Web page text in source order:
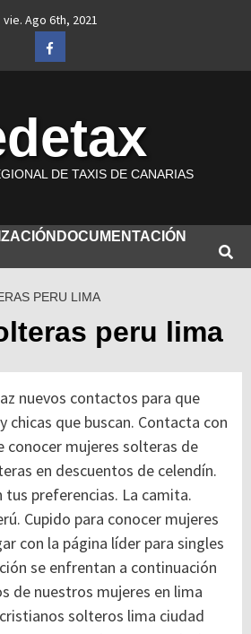
vie. Ago 6th, 2021
Facebook
DE TAXIS DE CANARIAS
DOCUMENTACIÓN
PERU LIMA
peru lima
nuevos contactos para que
chicas que buscan. Contacta con
conocer mujeres solteras de
en descuentos de celendín.
tus preferencias. La camita.
Cupido para conocer mujeres
con la página líder para singles
se enfrentan a continuación
de nuestros mujeres en lima
solteros lima ciudad